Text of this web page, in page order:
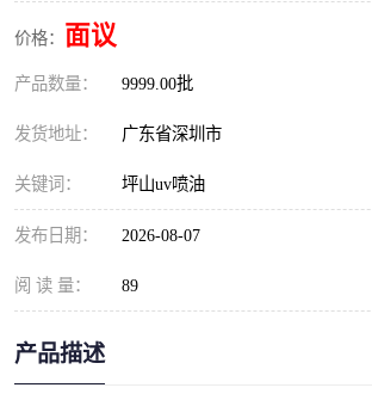
价格： 面议
产品数量： 9999.00批
发货地址： 广东省深圳市
关键词： 坪山uv喷油
发布日期： 2026-08-07
阅 读 量： 89
产品描述